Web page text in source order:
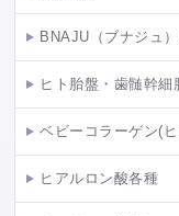
BNAJU（ブナジュ
ヒト胎盤・歯髄幹細
ベビーコラーゲン(
ヒアルロン酸各種